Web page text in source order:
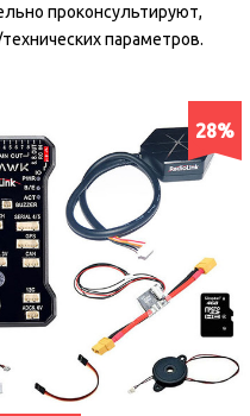
проконсультируют,
параметров.
28%